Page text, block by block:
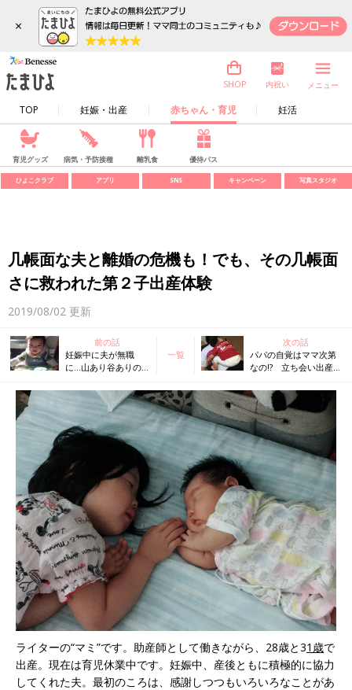
×
TOP 妊娠・出産 赤ちゃん・育児 妊活
SHOP 内祝い メニュー
育児グッズ 病気・予防接種 離乳食 優待パス
ひよこクラブ アプリ SNS キャンペーン 写真スタジオ
几帳面な夫と離婚の危機も！でも、その几帳面
さに救われた第２子出産体験
2019/08/02 更新
前の話
妊娠中に夫が無職
に…山あり谷ありの
産を経て、夫につい
て思うこと
一覧
次の話
パパの自覚はママ次第
なの!? 立ち会い出産
一緒に成長
ライターの“マミ”です。助産師として働きながら、28歳と31歳で
出産。現在は育児休業中です。妊娠中、産後ともに積極的に協力
してくれた夫。最初のころは、感謝しつつもいろいろなことがあ